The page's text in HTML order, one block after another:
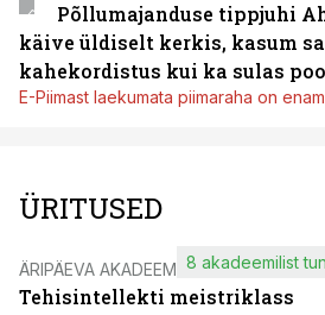
Põllumajanduse tippjuhi
käive üldiselt kerkis, kasum
kahekordistus kui ka sulas
E-Piimast laekumata piimaraha on
ÜRITUSED
ÄRIPÄEVA AKADEEMIA
Tehisintellekti meistriklass
8 akadeemilist